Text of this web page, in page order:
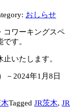
おしらせ
コワーキングスペ
す。
いたします。
－2024年1月8日
Tagged JR茨木, JR